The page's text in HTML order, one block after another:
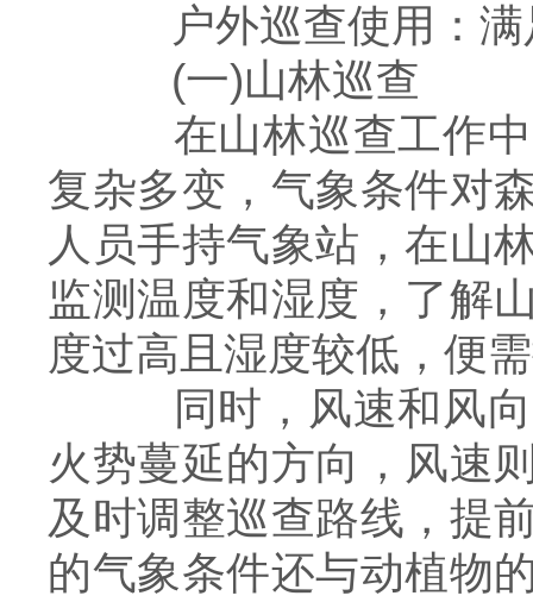
户外巡查使用：满
(一)山林巡查
在山林巡查工作中
复杂多变，气象条件对
人员手持气象站，在山
监测温度和湿度，了解
度过高且湿度较低，便
同时，风速和风向
火势蔓延的方向，风速
及时调整巡查路线，提
的气象条件还与动植物